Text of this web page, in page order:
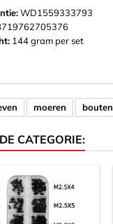
WD1559333793
144 gram per set
moeren bouten
CATEGORIE: